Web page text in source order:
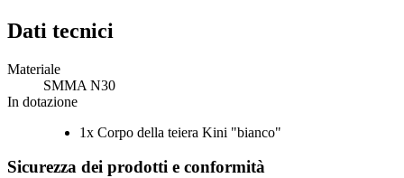
Dati tecnici
Materiale
SMMA N30
In dotazione
1x Corpo della teiera Kini "bianco"
Sicurezza dei prodotti e conformità